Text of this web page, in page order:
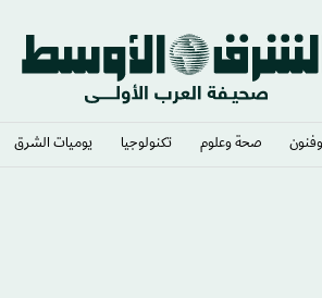
صحة وعلوم تكنولوجيا يوميات الشرق​